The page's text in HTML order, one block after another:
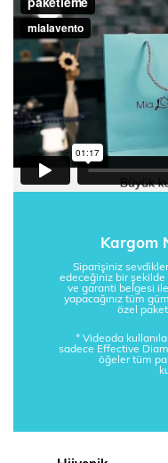
Kargom
Siparişiniz
edeceğiniz bir şekilde
ve garanti belgesi
yapacağınız tüm
özel
* Videoda
sadece Effective
öğeler tüm